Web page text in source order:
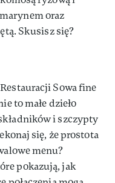
oraz
Skusisz się?
Sowa fine
to małe dzieło
i szczypty
się, że prostota
menu?
pokazują, jak